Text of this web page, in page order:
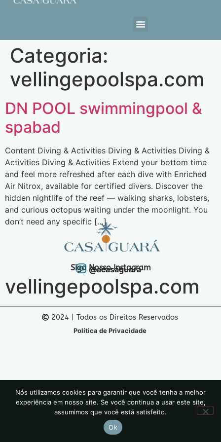
Categoria:
vellingepoolspa.com
DN POOL swimmingpool &
spabad
Content Diving & Activities Diving & Activities Diving &
Activities Diving & Activities Extend your bottom time
and feel more refreshed after each dive with Enriched
Air Nitrox, available for certified divers. Discover the
hidden nightlife of the reef — walking sharks, lobsters,
and curious octopus waiting under the moonlight. You
don’t need any specific […]
Siga Nosso Instagram
@acasaguara
vellingepoolspa.com
2024 | Todos os Direitos Reservados
Política de Privacidade
Nós utilizamos cookies para garantir que você tenha a melhor
experiência em nosso site. Se você continua a usar este site,
assumimos que você está satisfeito.
Ok